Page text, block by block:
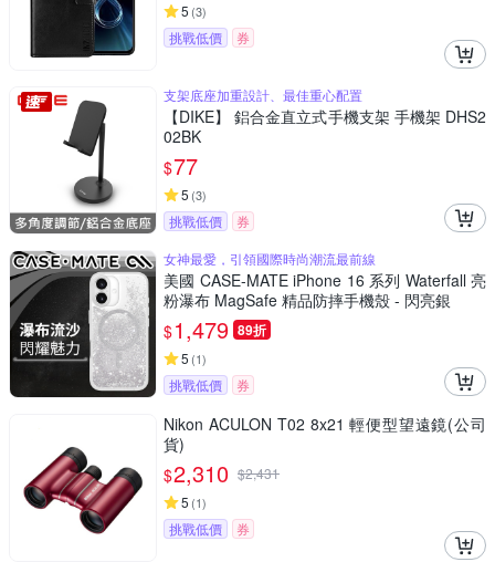
5 (3)
挑戰低價 券
支架底座加重設計、最佳重心配置
【DIKE】 鋁合金直立式手機支架 手機架 DHS2
02BK
$77
5 (3)
挑戰低價
券
女神最愛，引領國際時尚潮流最前線
美國 CASE-MATE iPhone 16 系列 Waterfall 亮
粉瀑布 MagSafe 精品防摔手機殼 - 閃亮銀
$1,479 89折
5 (1)
挑戰低價 券
Nikon ACULON T02 8x21 輕便型望遠鏡(公司
貨)
$2,310 $2,431
5 (1)
挑戰低價 券